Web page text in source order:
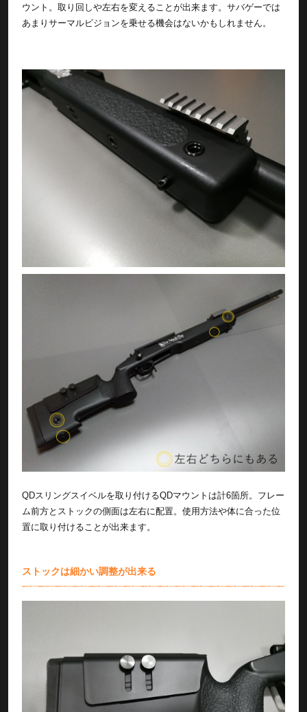
ウント。取り回しや左右を変えることが出来ます。サバゲーでは
あまりサーマルビジョンを乗せる機会はないかもしれません。
QDスリングスイベルを取り付けるQDマウントは計6箇所。フレー
ム前方とストックの側面は左右に配置。使用方法や体に合った位
置に取り付けることが出来ます。
ストックは細かい調整が出来る